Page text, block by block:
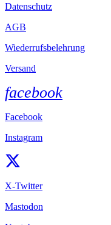
Datenschutz
AGB
Wiederrufsbelehrung
Versand
facebook
Facebook
Instagram
X-Twitter
Mastodon